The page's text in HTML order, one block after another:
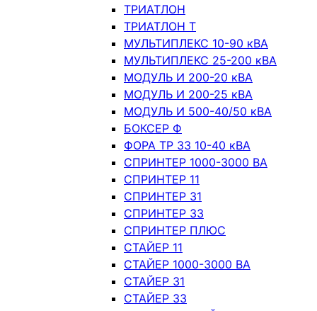
ТРИАТЛОН
ТРИАТЛОН Т
МУЛЬТИПЛЕКС 10-90 кВА
МУЛЬТИПЛЕКС 25-200 кВА
МОДУЛЬ И 200-20 кВА
МОДУЛЬ И 200-25 кВА
МОДУЛЬ И 500-40/50 кВА
БОКСЕР Ф
ФОРА ТР 33 10-40 кВА
СПРИНТЕР 1000-3000 ВА
СПРИНТЕР 11
СПРИНТЕР 31
СПРИНТЕР 33
СПРИНТЕР ПЛЮС
СТАЙЕР 11
СТАЙЕР 1000-3000 ВА
СТАЙЕР 31
СТАЙЕР 33